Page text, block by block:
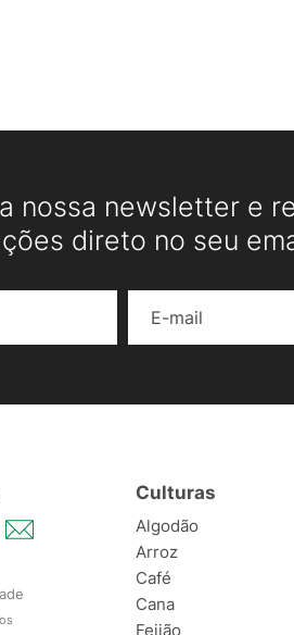
nossa newsletter e
direto no seu
Culturas
Algodão
Arroz
Café
Cana
Feijão